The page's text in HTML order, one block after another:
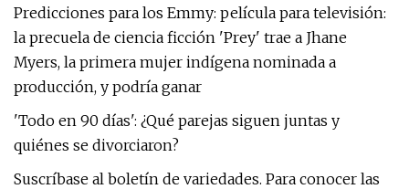
Predicciones para los Emmy: película para televisión:
la precuela de ciencia ficción 'Prey' trae a Jhane
Myers, la primera mujer indígena nominada a
producción, y podría ganar
'Todo en 90 días': ¿Qué parejas siguen juntas y
quiénes se divorciaron?
Suscríbase al boletín de variedades. Para conocer las